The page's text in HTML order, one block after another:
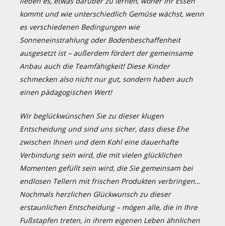
kommt und wie unterschiedlich Gemüse wächst, wenn
es verschiedenen Bedingungen wie
Sonneneinstrahlung oder Bodenbeschaffenheit
ausgesetzt ist – außerdem fördert der gemeinsame
Anbau auch die Teamfähigkeit! Diese Kinder
schmecken also nicht nur gut, sondern haben auch
einen pädagogischen Wert!
Wir beglückwünschen Sie zu dieser klugen
Entscheidung und sind uns sicher, dass diese Ehe
zwischen Ihnen und dem Kohl eine dauerhafte
Verbindung sein wird, die mit vielen glücklichen
Momenten gefüllt sein wird, die Sie gemeinsam bei
endlosen Tellern mit frischen Produkten verbringen…
Nochmals herzlichen Glückwunsch zu dieser
erstaunlichen Entscheidung – mögen alle, die in Ihre
Fußstapfen treten, in ihrem eigenen Leben ähnlichen